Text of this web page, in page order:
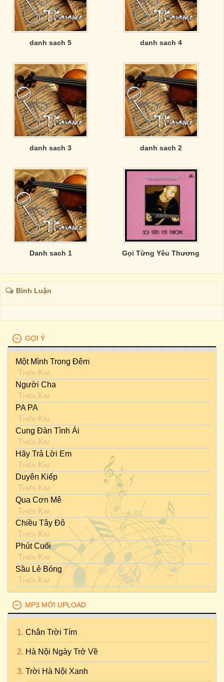
danh sach 5 danh sach 4
danh sach 3 danh sach 2
Danh sach 1 Gọi Từng Yêu Thương
Bình Luận
GỢI Ý
Một Mình Trong Đêm
Thiên Kim
Người Cha
Thiên Kim
PA PA
Thiên Kim
Cung Đàn Tình Ái
Thiên Kim
Hãy Trả Lời Em
Thiên Kim
Duyên Kiếp
Thiên Kim
Qua Cơn Mê
Thiên Kim
Chiều Tây Đô
Thiên Kim
Phút Cuối
Thiên Kim
Sầu Lẻ Bóng
Thiên Kim
MP3 MỚI UPLOAD
Chân Trời Tím
Hà Nội Ngày Trở Về
Trời Hà Nội Xanh